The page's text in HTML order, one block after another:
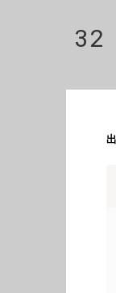
32